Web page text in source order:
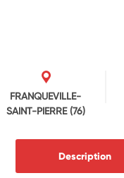
FRANQUEVILLE-
SAINT-PIERRE(76)
Description